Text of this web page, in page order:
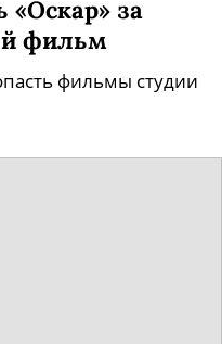
«Оскар» за
фильм
фильмы студии